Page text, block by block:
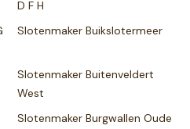
D F H
Slotenmaker Buikslotermeer
Slotenmaker Buitenveldert
West
Slotenmaker Burgwallen Oude